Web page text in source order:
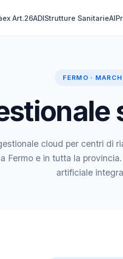
ex Art.26ADIStrutture SanitarieAI
FERMO ·
cloud per centri di
Fermo e in tutta la
artificiale